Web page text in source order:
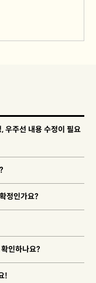
우주선 내용 수정이 필요
정인가요?
인하나요?
!